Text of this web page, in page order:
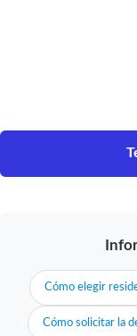
Cómo elegir
Cómo solicitar la